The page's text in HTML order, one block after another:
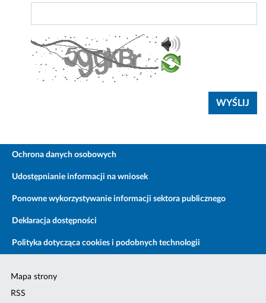
Ochrona danych osobowych
Udostępnianie informacji na wniosek
Ponowne wykorzystywanie informacji sektora publicznego
Deklaracja dostępności
Polityka dotycząca cookies i podobnych technologii
Mapa strony
RSS